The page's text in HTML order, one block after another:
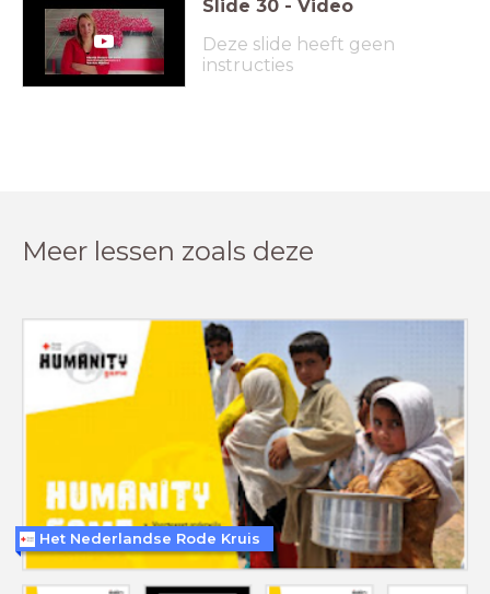
Slide 30 - Video
Deze slide heeft geen
instructies
Meer lessen zoals deze
Het Nederlandse Rode Kruis